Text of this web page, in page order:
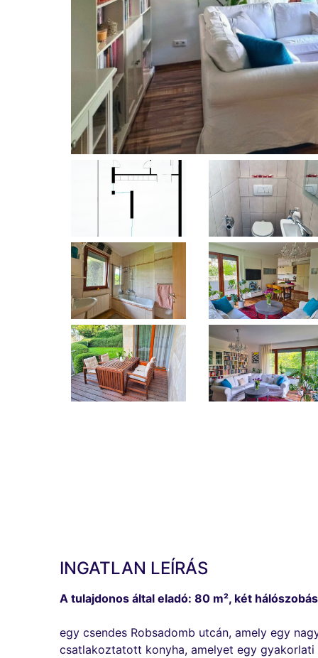
INGATLAN LEÍRÁS
A tulajdonos által eladó: 80 m², két
egy csendes Robsadomb utcán, amely egy
csatlakoztatott konyha, amelyet egy